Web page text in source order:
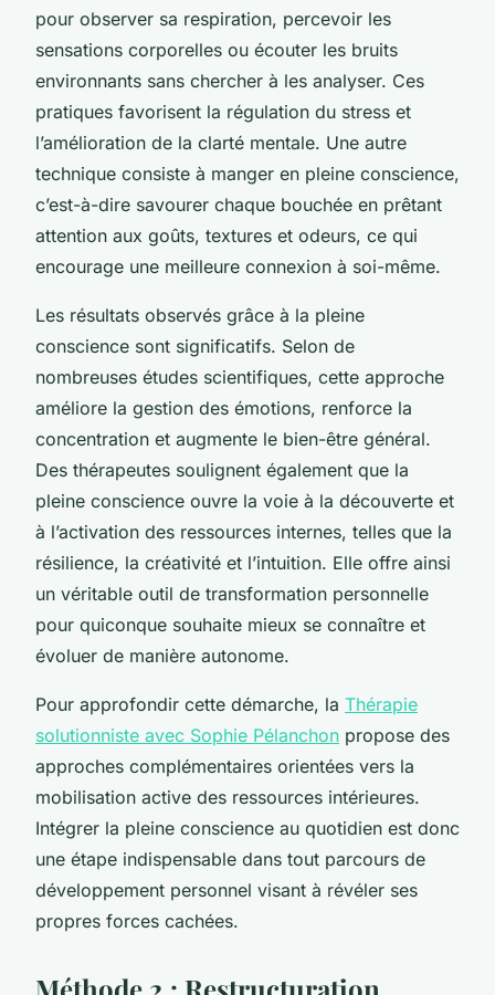
pour observer sa respiration, percevoir les
sensations corporelles ou écouter les bruits
environnants sans chercher à les analyser. Ces
pratiques favorisent la régulation du stress et
l’amélioration de la clarté mentale. Une autre
technique consiste à manger en pleine conscience,
c’est-à-dire savourer chaque bouchée en prêtant
attention aux goûts, textures et odeurs, ce qui
encourage une meilleure connexion à soi-même.
Les résultats observés grâce à la pleine
conscience sont significatifs. Selon de
nombreuses études scientifiques, cette approche
améliore la gestion des émotions, renforce la
concentration et augmente le bien-être général.
Des thérapeutes soulignent également que la
pleine conscience ouvre la voie à la découverte et
à l’activation des ressources internes, telles que la
résilience, la créativité et l’intuition. Elle offre ainsi
un véritable outil de transformation personnelle
pour quiconque souhaite mieux se connaître et
évoluer de manière autonome.
Pour approfondir cette démarche, la Thérapie
solutionniste avec Sophie Pélanchon propose des
approches complémentaires orientées vers la
mobilisation active des ressources intérieures.
Intégrer la pleine conscience au quotidien est donc
une étape indispensable dans tout parcours de
développement personnel visant à révéler ses
propres forces cachées.